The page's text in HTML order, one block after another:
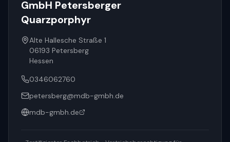
GmbH Petersberger
Quarzporphyr
Alte Hallesche Straße 1
06193 Petersberg
Hessen
0346062760
petersberg@mdb-gmbh.de
mdb-gmbh.de